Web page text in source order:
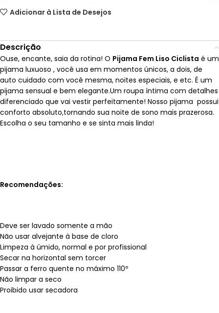
Adicionar à Lista de Desejos
Descrição
Ouse, encante, saia da rotina! O Pijama Fem Liso Ciclista é um
pijama luxuoso , você usa em momentos únicos, a dois, de
auto cuidado com você mesma, noites especiais, e etc. É um
pijama sensual e bem elegante.Um roupa íntima com detalhes
diferenciado que vai vestir perfeitamente! Nosso pijama possui
conforto absoluto,tornando sua noite de sono mais prazerosa.
Escolha o seu tamanho e se sinta mais linda!
Recomendações:
Deve ser lavado somente a mão
Não usar alvejante à base de cloro
Limpeza à úmido, normal e por profissional
Secar na horizontal sem torcer
Passar a ferro quente no máximo 110º
Não limpar a seco
Proibido usar secadora